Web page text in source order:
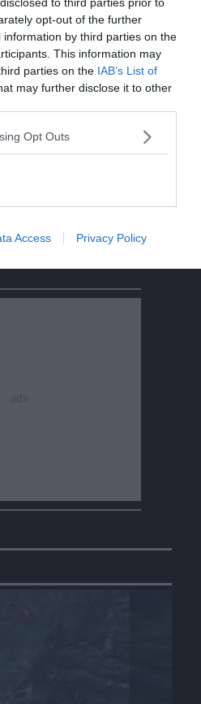
opt-out of the further
by third parties on the
This information may
parties on the IAB’s List of
may further disclose it to other
Opt Outs
Access Privacy Policy
perde la vita un
aveva 13 anni, in
dopo un formaggio
bloccati dal
del Soccorso